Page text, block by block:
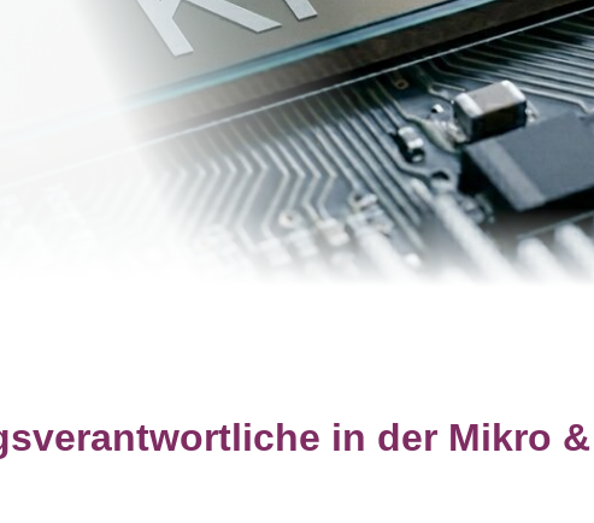
in der Mikro &